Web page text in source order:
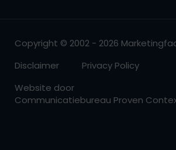
Copyright © 2002 - 2026
Disclaimer
Privacy Policy
Website door
Communicatiebureau Proven